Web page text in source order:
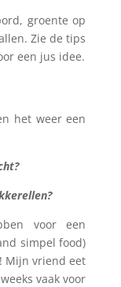
groente op
Zie de tips
een jus idee.
het weer een
voor een
simpel food)
Mijn vriend eet
vaak voor